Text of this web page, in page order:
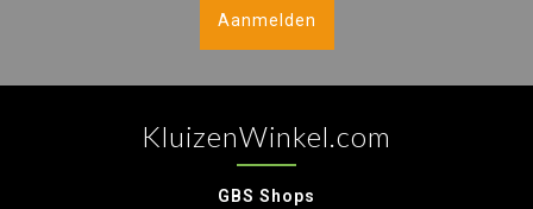
Aanmelden
KluizenWinkel.com
GBS Shops